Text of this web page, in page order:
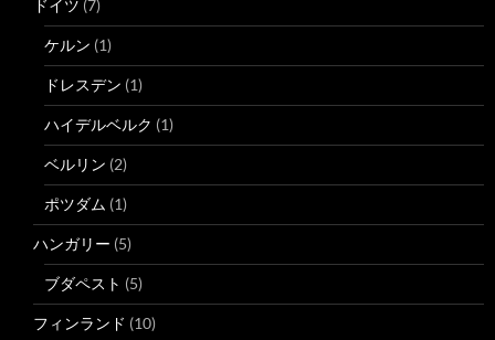
ドイツ (7)
ケルン (1)
ドレスデン (1)
ハイデルベルク (1)
ベルリン (2)
ポツダム (1)
ハンガリー (5)
ブダペスト (5)
フィンランド (10)